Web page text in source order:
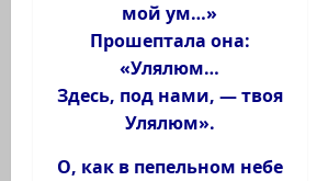
мой ум…»
Прошептала она:
«Улялюм…
Здесь, под нами, — твоя
Улялюм».
О, как в пепельном небе